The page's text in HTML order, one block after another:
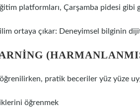
platformları, Çarşamba pidesi gibi
ortaya çıkar: Deneyimsel bilginin
pratik beceriler yüz yüze
öğrenmek